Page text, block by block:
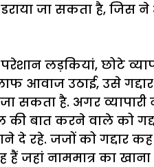
जा सकता है,
लड़कियां, छोटे
आवाज उठाई, उसे
सकता है. अगर
बात करने वाले को
जजों को गद्दार कह
जहां नाममात्र का